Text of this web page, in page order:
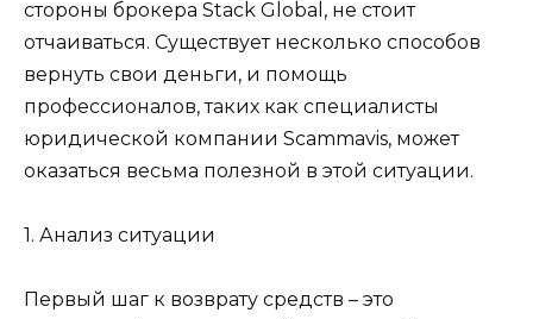
стороны брокера Stack Global, не стоит
отчаиваться. Существует несколько способов
вернуть свои деньги, и помощь
профессионалов, таких как специалисты
юридической компании Scammavis, может
оказаться весьма полезной в этой ситуации.
1. Анализ ситуации
Первый шаг к возврату средств – это